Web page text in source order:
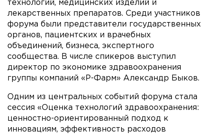
технологий, медицинских изделий и
лекарственных препаратов. Среди участников
форума были представители государственных
органов, пациентских и врачебных
объединений, бизнеса, экспертного
сообщества. В числе спикеров выступил
директор по экономике здравоохранения
группы компаний «Р-Фарм» Александр Быков.
Одним из центральных событий форума стала
сессия «Оценка технологий здравоохранения:
ценностно-ориентированный подход к
инновациям, эффективность расходов